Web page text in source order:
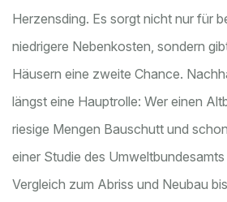
Herzensding. Es sorgt nicht nur für
niedrigere Nebenkosten, sondern
Häusern eine zweite Chance.
längst eine Hauptrolle: Wer einen
riesige Mengen Bauschutt und
einer Studie des
Vergleich zum Abriss und Neubau